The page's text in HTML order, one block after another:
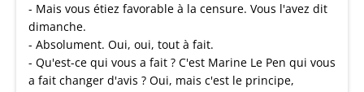
- Mais vous étiez favorable à la censure. Vous l'avez dit
dimanche.
- Absolument. Oui, oui, tout à fait.
- Qu'est-ce qui vous a fait ? C'est Marine Le Pen qui vous
a fait changer d'avis ? Oui, mais c'est le principe,